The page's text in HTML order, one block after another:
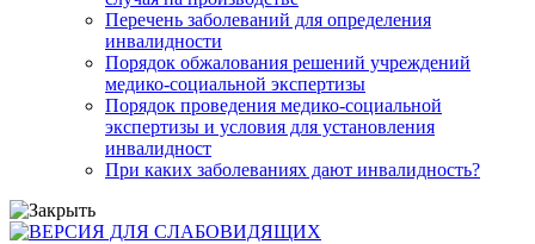
Перечень заболеваний для определения
инвалидности
Порядок обжалования решений учреждений
медико-социальной экспертизы
Порядок проведения медико-социальной
экспертизы и условия для установления
инвалидност
При каких заболеваниях дают инвалидность?